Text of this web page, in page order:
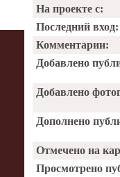
На проекте с:
Последний вход:
Комментарии:
Добавлено
Добавлено
Дополнено
Отмечено на
Просмотрено